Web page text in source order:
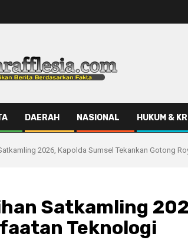
DAERAH NASIONAL HUKUM &
2026, Kapolda Sumsel Tekankan Gotong
Satkamling
Teknologi